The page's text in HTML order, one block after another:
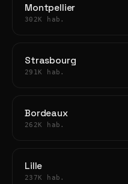
Montpellier
302K hab.
Strasbourg
291K hab.
Bordeaux
262K hab.
Lille
237K hab.